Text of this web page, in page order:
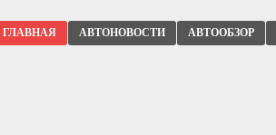
ГЛАВНАЯ АВТОНОВОСТИ АВТООБЗОР